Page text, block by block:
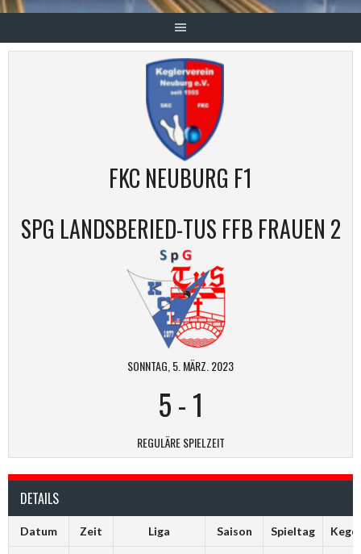
FKC NEUBURG F1
SPG LANDSBERIED-TUS FFB FRAUEN 2
SONNTAG, 5. MÄRZ. 2023
5-1
REGULÄRE SPIELZEIT
DETAILS
Datum Zeit Liga Saison Spieltag